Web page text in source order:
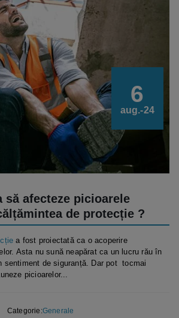
6
aug.-24
să afecteze picioarele
de protecție ?
a fost proiectată ca o acoperire
Asta nu sună neapărat ca un lucru rău în
sentiment de siguranță. Dar pot tocmai
picioarelor...
Categorie:Generale